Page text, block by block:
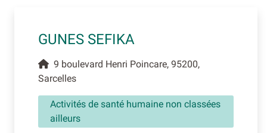
GUNES SEFIKA
9 boulevard Henri Poincare, 95200,
Sarcelles
Activités de santé humaine non classées
ailleurs